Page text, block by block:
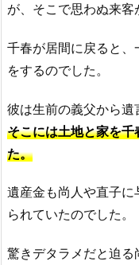
が、そこで思わぬ来客
千春が居間に戻ると
をするのでした。
彼は生前の義父から遺
そこには土地と家を
た。
遺産金も尚人や直子
られていたのでした。
驚きデタラメだと迫